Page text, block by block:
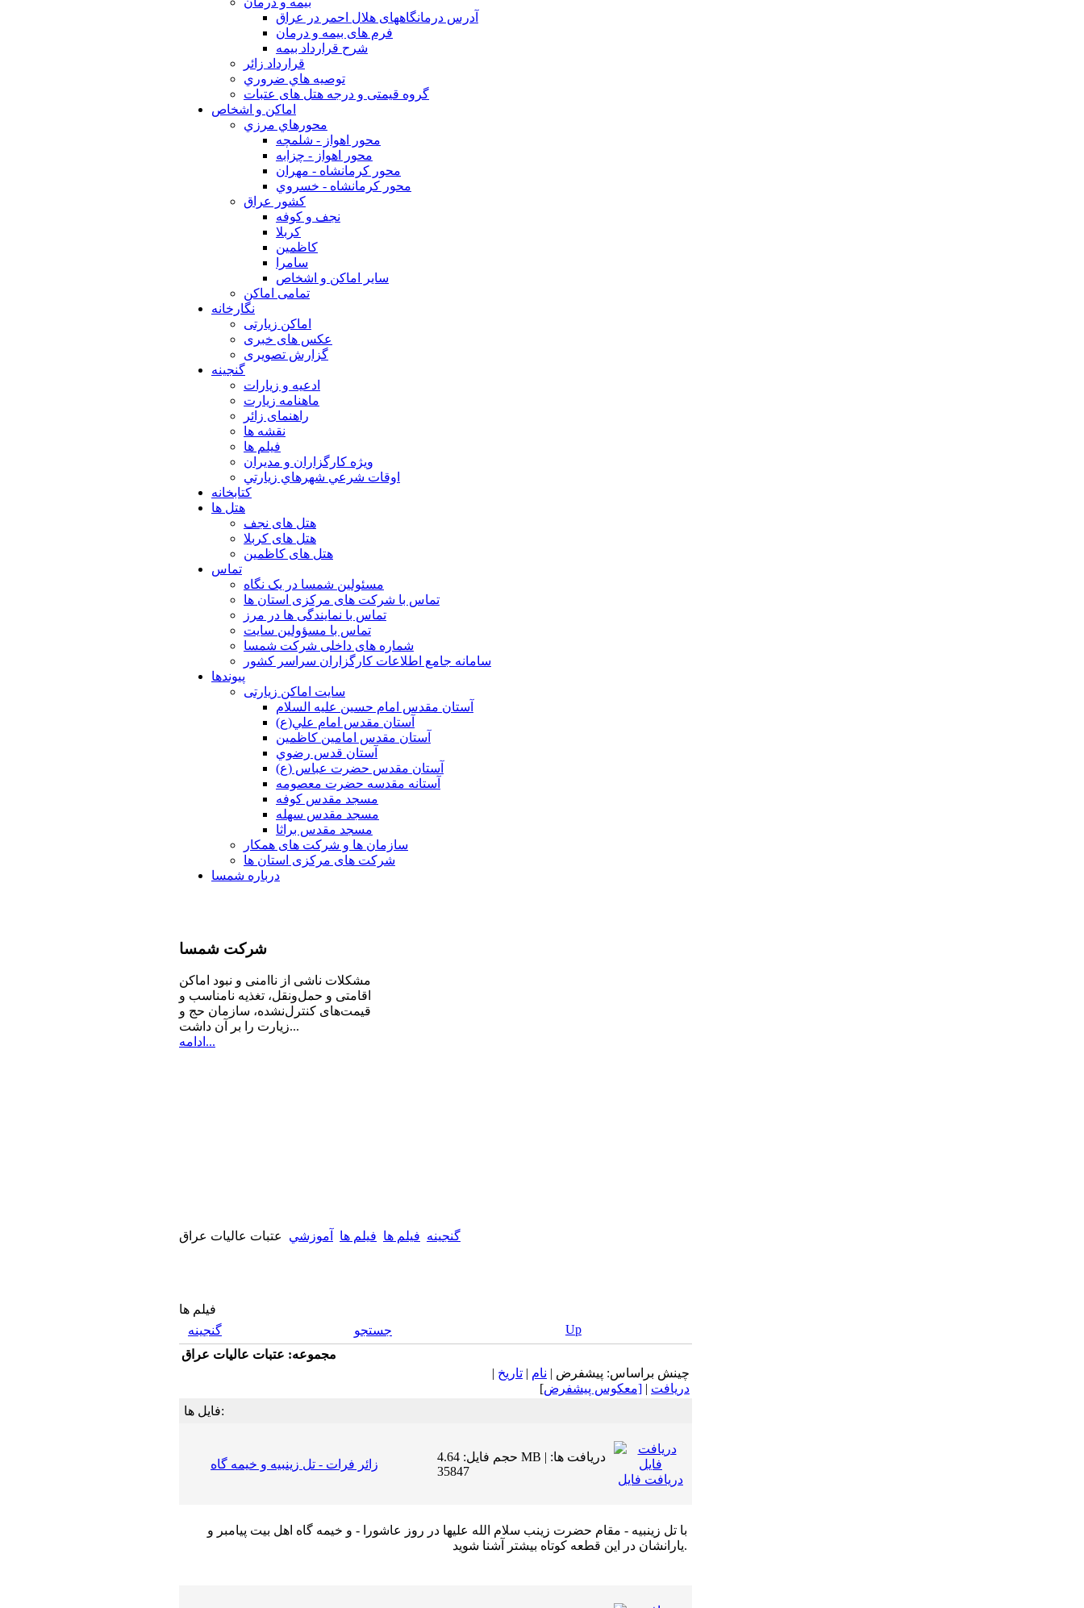
آدرس درمانگاههای هلال احمر در عراق
فرم های بیمه و درمان
شرح قرارداد بیمه
قرارداد زائر
توصيه هاي ضروري
گروه قیمتی و درجه هتل های عتبات
اماکن و اشخاص
محورهاي مرزي
محور اهواز - شلمچه
محور اهواز - چزابه
محور كرمانشاه - مهران
محور كرمانشاه - خسروي
كشور عراق
نجف و كوفه
كربلا
كاظمين
سامرا
ساير اماكن و اشخاص
تمامی اماکن
نگارخانه
اماکن زیارتی
عکس های خبری
گزارش تصویری
گنجینه
ادعیه و زیارات
ماهنامه زیارت
راهنمای زائر
نقشه ها
فیلم ها
ويژه كارگزاران و مديران
اوقات شرعي شهرهاي زيارتي
کتابخانه
هتل ها
هتل های نجف
هتل های کربلا
هتل های کاظمین
تماس
مسئولین شمسا در یک نگاه
تماس با شرکت های مرکزی استان ها
تماس با نمایندگی ها در مرز
تماس با مسؤولین سایت
شماره های داخلی شرکت شمسا
سامانه جامع اطلاعات کارگزاران سراسر کشور
پیوندها
سایت اماکن زیارتی
آستان مقدس امام حسين عليه السلام
آستان مقدس امام علي(ع)
آستان مقدس امامين كاظمين
آستان قدس رضوي
آستان مقدس حضرت عباس (ع)
آستانه مقدسه حضرت معصومه
مسجد مقدس كوفه
مسجد مقدس سهله
مسجد مقدس براثا
سازمان ها و شرکت های همکار
شرکت های مرکزی استان ها
درباره شمسا
شرکت شمسا
مشكلات ناشی از ناامنی و نبود اماكن
اقامتی و حمل‌ونقل، تغذیه‌ نامناسب و
قیمت‌های كنترل‌نشده، سازمان حج و
زیارت را بر آن داشت...
ادامه...
گنجینه فیلم ها فيلم ها آموزشي عتبات عاليات عراق
فیلم ها
گنجینه
جستجو
Up
مجموعه: عتبات عاليات عراق
چينش براساس: پيشفرض | نام | تاريخ |
دريافت | [معكوس پيشفرض]
فایل ها:
زائر فرات - تل زينبيه و خيمه گاه
حجم فایل: 4.64 MB | دریافت ها:
35847
دریافت فایل
با تل زینبیه - مقام حضرت زینب سلام الله علیها در روز عاشورا - و خیمه گاه اهل بیت پیامبر و
یارانشان در این قطعه کوتاه بیشتر آشنا شوید.